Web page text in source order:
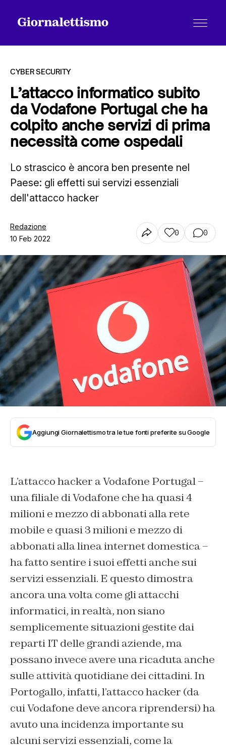
Tutti gli articoli
Contatti
CYBER SECURITY
L’attacco informatico subito
da Vodafone Portugal che ha
colpito anche servizi di prima
necessità come ospedali
Lo strascico è ancora ben presente nel
Paese: gli effetti sui servizi essenziali
dell'attacco hacker
Redazione
10 Feb 2022
0 0
Aggiungi Giornalettismo tra le tue fonti preferite su Google
L’attacco hacker a Vodafone Portugal –
una filiale di Vodafone che ha quasi 4
milioni e mezzo di abbonati alla rete
mobile e quasi 3 milioni e mezzo di
abbonati alla linea internet domestica –
ha fatto sentire i suoi effetti anche sui
servizi essenziali. E questo dimostra
ancora una volta come gli attacchi
informatici, in realtà, non siano
semplicemente situazioni gestite dai
reparti IT delle grandi aziende, ma
possano invece avere una ricaduta anche
sulle attività quotidiane dei cittadini. In
Portogallo, infatti, l’attacco hacker (da
cui Vodafone deve ancora riprendersi) ha
avuto una incidenza importante su
alcuni servizi essenziali, come la